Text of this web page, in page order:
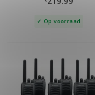
Op voorraad